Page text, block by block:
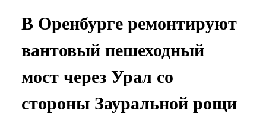
В Оренбурге ремонтируют
вантовый пешеходный
мост через Урал со
стороны Зауральной рощи